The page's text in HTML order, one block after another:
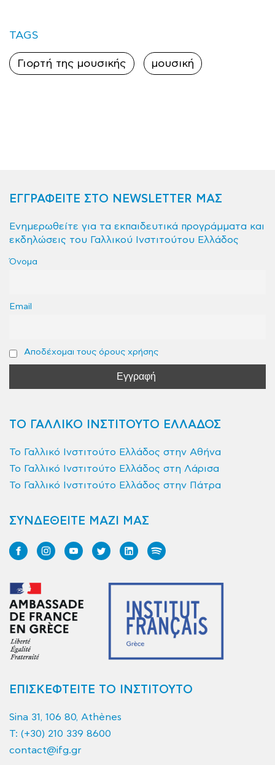
TAGS
Γιορτή της μουσικής μουσική
ΕΓΓΡΑΦΕΙΤΕ ΣΤΟ NEWSLETTER ΜΑΣ
Ενημερωθείτε για τα εκπαιδευτικά προγράμματα και
εκδηλώσεις του Γαλλικού Ινστιτούτου Ελλάδος
Όνομα
Email
Αποδέχομαι τους όρους χρήσης
ΤΟ ΓΑΛΛΙΚΟ ΙΝΣΤΙΤΟΥΤΟ ΕΛΛΑΔΟΣ
Το Γαλλικό Ινστιτούτο Ελλάδος στην Αθήνα
Το Γαλλικό Ινστιτούτο Ελλάδος στη Λάρισα
Το Γαλλικό Ινστιτούτο Ελλάδος στην Πάτρα
ΣΥΝΔΕΘΕΙΤΕ ΜΑΖΙ ΜΑΣ
ΕΠΙΣΚΕΦΤΕΙΤΕ ΤΟ ΙΝΣΤΙΤΟΥΤΟ
Sina 31, 106 80, Athènes
T: (+30) 210 339 8600
contact@ifg.gr